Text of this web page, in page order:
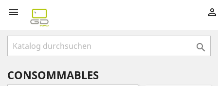
 

CONSOMMABLES